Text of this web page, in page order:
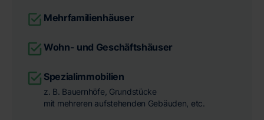
Mehrfamilienhäuser
Wohn- und Geschäftshäuser
Spezialimmobilien
z. B. Bauernhöfe, Grundstücke
mit mehreren aufstehenden Gebäuden, etc.